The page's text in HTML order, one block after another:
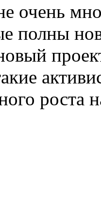
очень
полны
роста